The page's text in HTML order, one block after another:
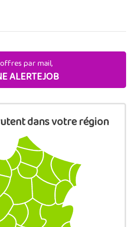
par mail,
ALERTEJOB
dans votre région